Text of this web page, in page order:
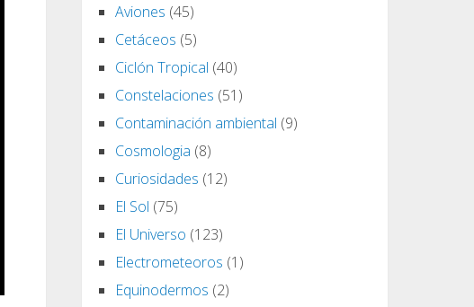
Aviones (45)
Cetáceos (5)
Ciclón Tropical (40)
Constelaciones (51)
Contaminación ambiental (9)
Cosmologia (8)
Curiosidades (12)
El Sol (75)
El Universo (123)
Electrometeoros (1)
Equinodermos (2)